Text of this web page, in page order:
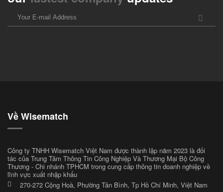
Về Wisematch
Công ty TNHH Wisematch Việt Nam được thành lập năm 2023 là đối
tác của Trung Tâm Thông Tin Công Nghiệp Và Thương Mại Bộ Công
Thương - Chi nhánh TPHCM trong cung cấp thông tin doanh nghiệp về
lĩnh vực xuất nhập khẩu
270-272 Cộng Hoà, Phường Tân Bình, Tp Hồ Chí Minh, Việt Nam